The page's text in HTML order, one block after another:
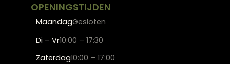
OPENINGSTIJDEN
MaandagGesloten
Di – Vr10:00 – 17:30
Zaterdag10:00 – 17:00